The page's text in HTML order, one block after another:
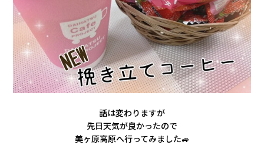
話は変わりますが
先日天気が良かったので
美ヶ原高原へ行ってみました🚙